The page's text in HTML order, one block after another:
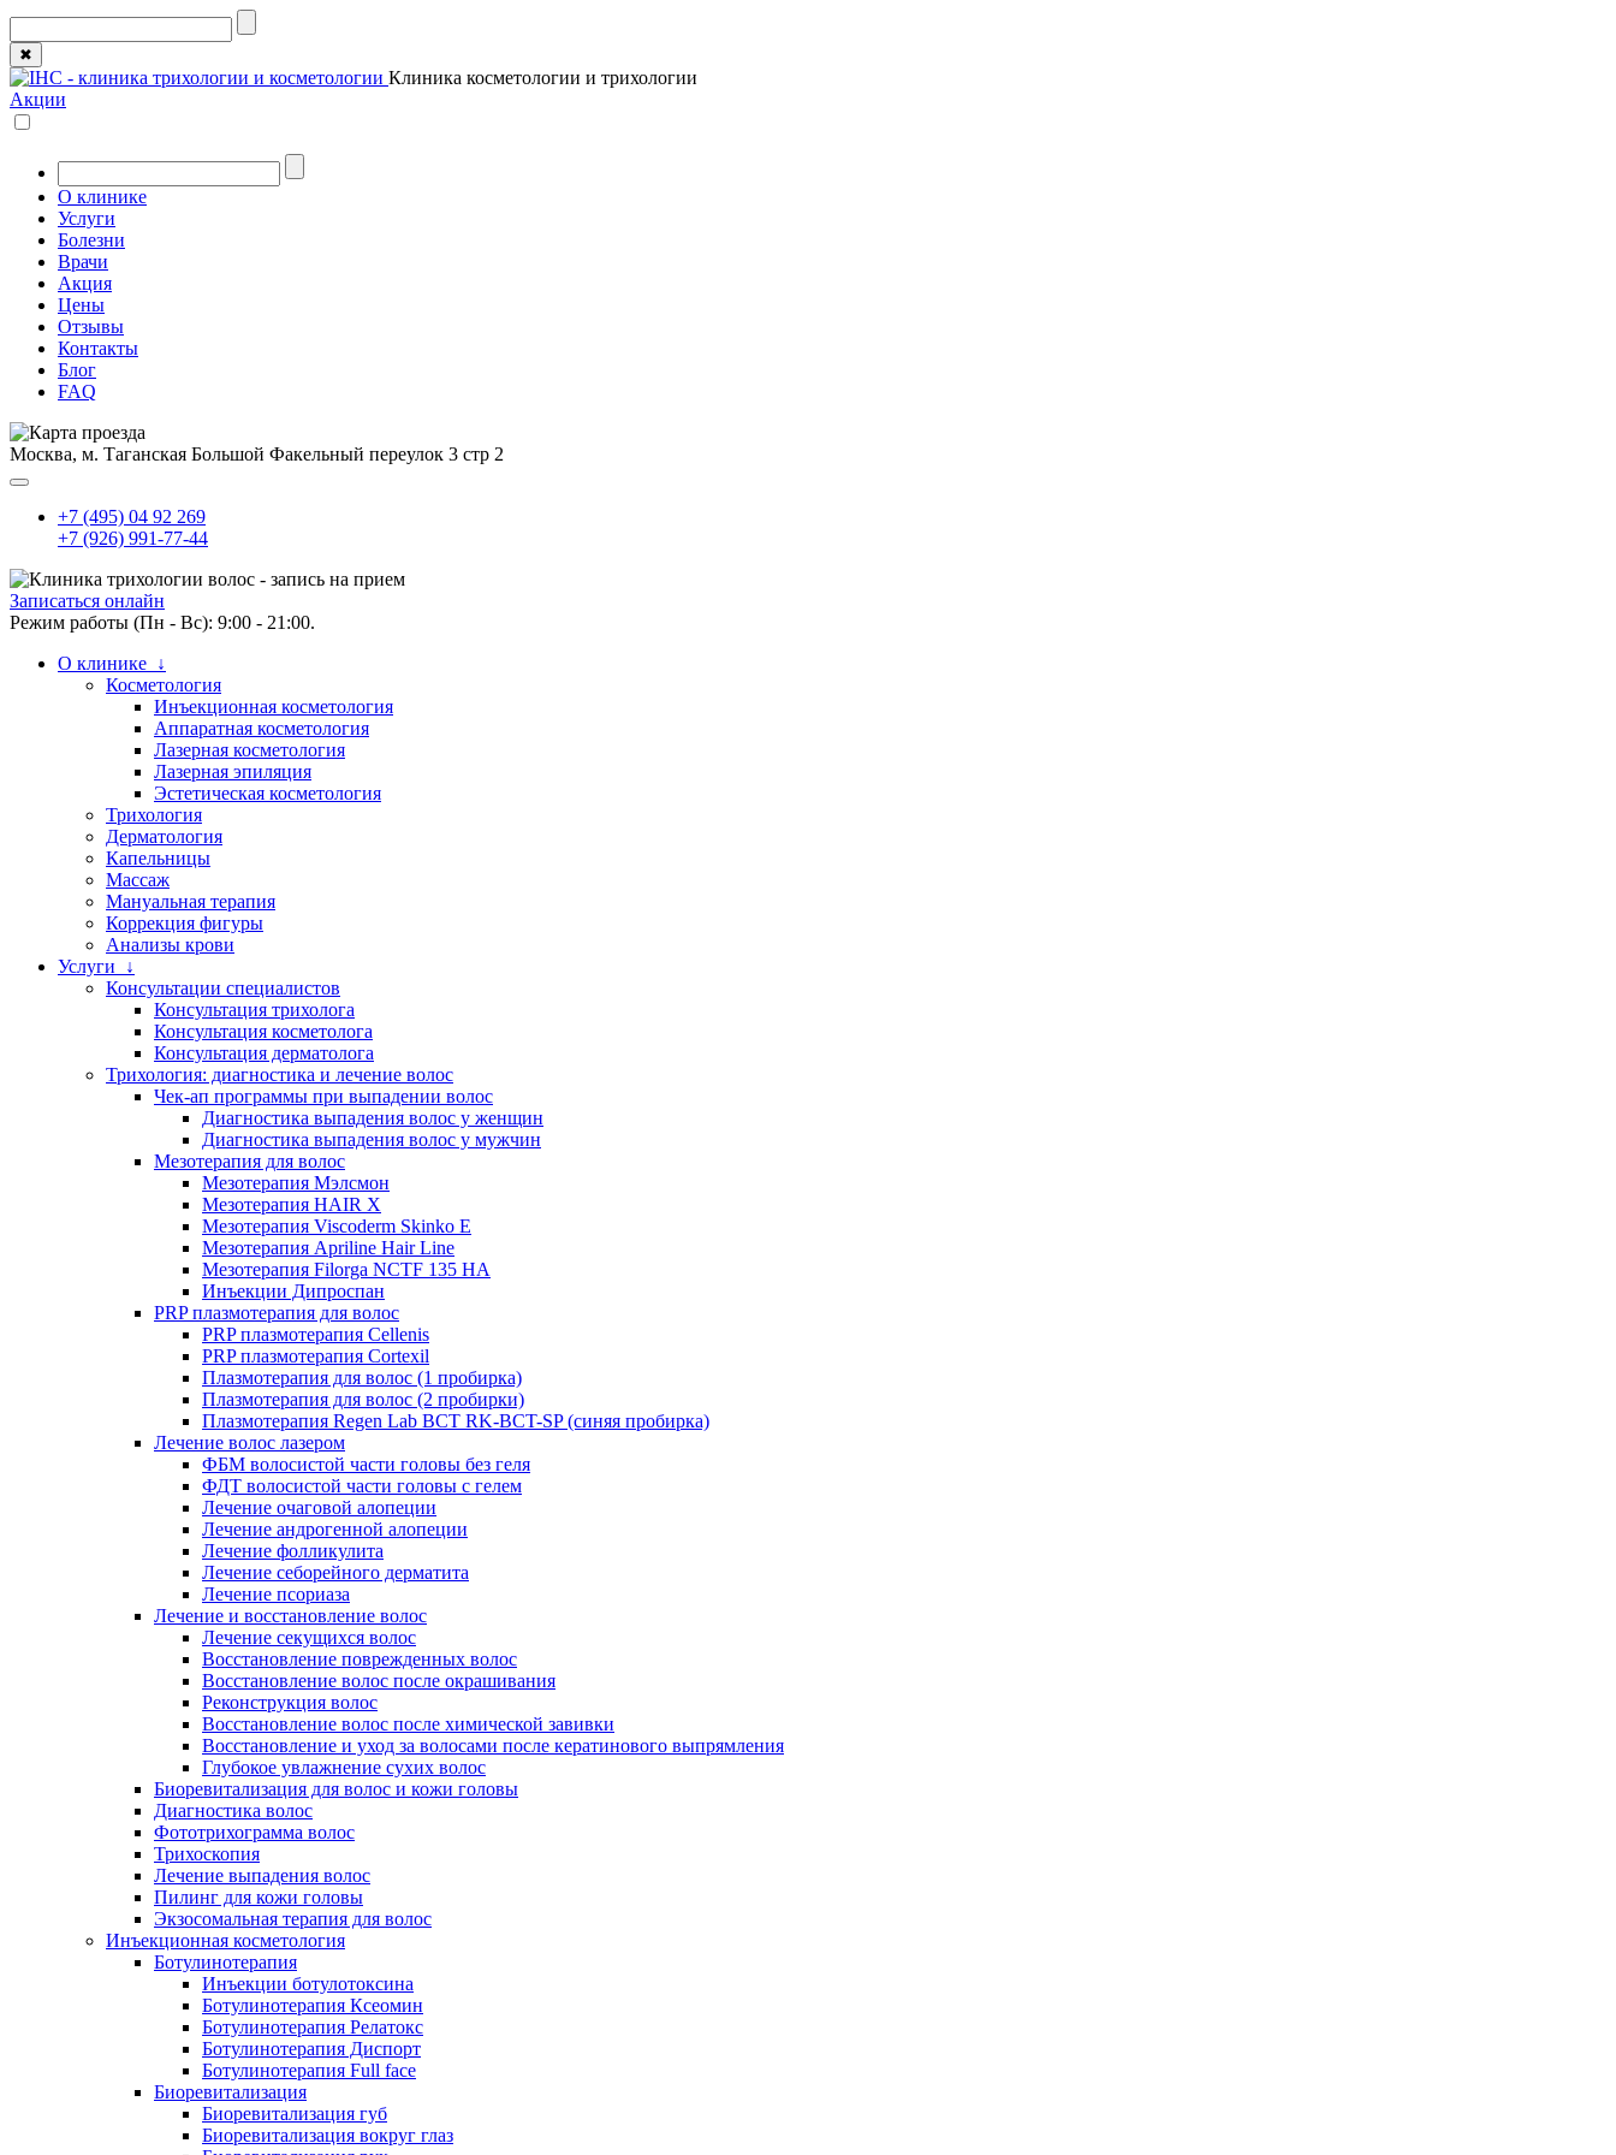
✖
Клиника косметологии и трихологии
Акции
О клинике
Услуги
Болезни
Врачи
Акция
Цены
Отзывы
Контакты
Блог
FAQ
Москва, м. Таганская Большой Факельный переулок 3 стр 2
+7 (495) 04 92 269
+7 (926) 991-77-44
Записаться онлайн
Режим работы (Пн - Вс): 9:00 - 21:00.
О клинике ↓
Косметология
Инъекционная косметология
Аппаратная косметология
Лазерная косметология
Лазерная эпиляция
Эстетическая косметология
Трихология
Дерматология
Капельницы
Массаж
Мануальная терапия
Коррекция фигуры
Анализы крови
Услуги ↓
Консультации специалистов
Консультация трихолога
Консультация косметолога
Консультация дерматолога
Трихология: диагностика и лечение волос
Чек-ап программы при выпадении волос
Диагностика выпадения волос у женщин
Диагностика выпадения волос у мужчин
Мезотерапия для волос
Мезотерапия Мэлсмон
Мезотерапия HAIR X
Мезотерапия Viscoderm Skinko E
Мезотерапия Apriline Hair Line
Мезотерапия Filorga NCTF 135 HA
Инъекции Дипроспан
PRP плазмотерапия для волос
PRP плазмотерапия Cellenis
PRP плазмотерапия Cortexil
Плазмотерапия для волос (1 пробирка)
Плазмотерапия для волос (2 пробирки)
Плазмотерапия Regen Lab BCT RK-BCT-SP (синяя пробирка)
Лечение волос лазером
ФБМ волосистой части головы без геля
ФДТ волосистой части головы с гелем
Лечение очаговой алопеции
Лечение андрогенной алопеции
Лечение фолликулита
Лечение себорейного дерматита
Лечение псориаза
Лечение и восстановление волос
Лечение секущихся волос
Восстановление поврежденных волос
Восстановление волос после окрашивания
Реконструкция волос
Восстановление волос после химической завивки
Восстановление и уход за волосами после кератинового выпрямления
Глубокое увлажнение сухих волос
Биоревитализация для волос и кожи головы
Диагностика волос
Фототрихограмма волос
Трихоскопия
Лечение выпадения волос
Пилинг для кожи головы
Экзосомальная терапия для волос
Инъекционная косметология
Ботулинотерапия
Инъекции ботулотоксина
Ботулинотерапия Ксеомин
Ботулинотерапия Релатокс
Ботулинотерапия Диспорт
Ботулинотерапия Full face
Биоревитализация
Биоревитализация губ
Биоревитализация вокруг глаз